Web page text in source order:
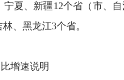
宁夏、新疆12个省（市、
林、黑龙江3个省。
增速说明